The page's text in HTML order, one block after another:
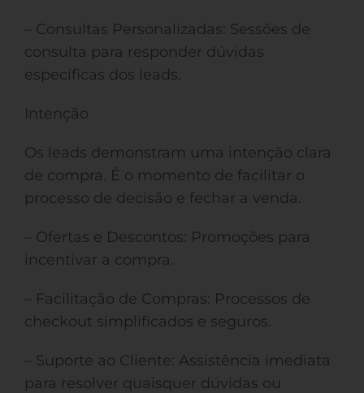
– Consultas Personalizadas: Sessões de
consulta para responder dúvidas
específicas dos leads.
Intenção
Os leads demonstram uma intenção clara
de compra. É o momento de facilitar o
processo de decisão e fechar a venda.
– Ofertas e Descontos: Promoções para
incentivar a compra.
– Facilitação de Compras: Processos de
checkout simplificados e seguros.
– Suporte ao Cliente: Assistência imediata
para resolver quaisquer dúvidas ou